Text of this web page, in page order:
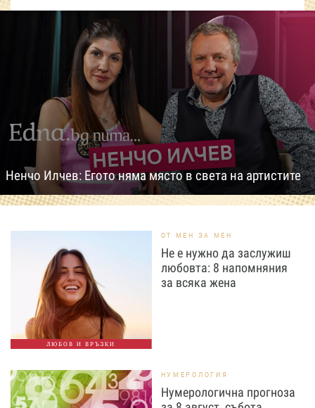
Ненчо Илчев: Егото няма място в света на артистите
ЛЮБОВ И ВРЪЗКИ
ОТ МЕН ЗА МЕН
Не е нужно да заслужиш
любовта: 8 напомняния
за всяка жена
НУМЕРОЛОГИЯ
Нумерологична прогноза